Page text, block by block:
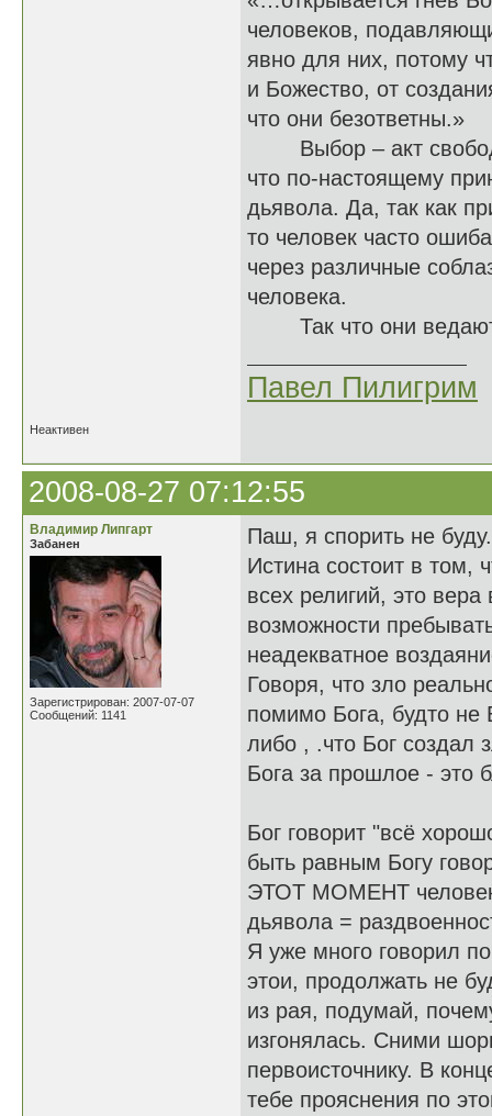
человеков,
явно для них, потому
и Божество, от
что они безответны.»
Выбор – акт
что по-настоящему
дьявола. Да, так как
то человек часто
через различные
человека.
Так что они ведают,
Павел Пилигрим
Неактивен
2008-08-27 07:12:55
Владимир Липгарт
Забанен
Зарегистрирован: 2007-07-07
Сообщений: 1141
Паш, я спорить не буду.
Истина состоит в том,
всех религий, это
возможности
неадекватное
Говоря, что зло
помимо Бога, будто не
либо , .что Бог создал
Бога за прошлое - это
Бог говорит "всё
быть равным Богу
ЭТОТ МОМЕНТ человек
дьявола =
Я уже много говорил
этои, продолжать не
из рая, подумай,
изгонялась. Сними
первоисточнику. В
тебе прояснения по